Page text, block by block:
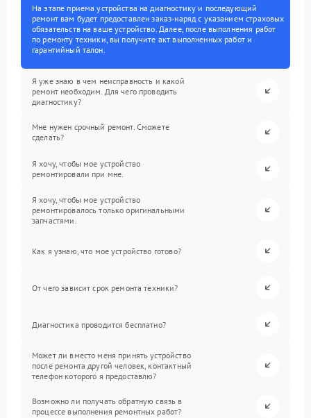
На этапе приема устройства на диагностику и последующий
ремонт вам будет предоставлен заказ-наряд с указанием страховых
обязательств на ваше устройство. Далее, после выполнения работ
по ремонту техники, вы получите акт выполненных работ и
гарантийный талон.
Я уже знаю в чем неисправность и какой
ремонт необходим. Для чего проводить
диагностику?
Мне нужен срочный ремонт. Сможете
сделать?
Я хочу, чтобы мое устройство
ремонтировали при мне.
Я хочу, чтобы мое устройство
ремонтировалось только оригинальными
запчастями.
Как я узнаю, что мое устройство готово?
От чего зависит срок ремонта техники?
Диагностика проводится бесплатно?
Может ли вместо меня принять устройство
после ремонта другой человек, контактный
телефон которого я предоставлю?
Возможно ли получать обратную связь в
процессе выполнения ремонтных работ?